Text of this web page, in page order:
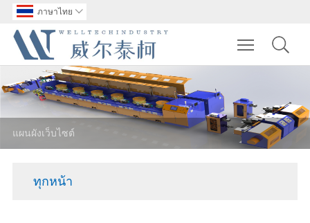
ภาษาไทย 
Toggle
แผนผังเว็บไซต์
ทุกหน้า